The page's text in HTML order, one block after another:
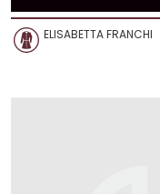
ELISABETTA FRANCHI